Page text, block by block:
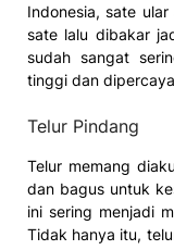
Indonesia, sate
sate lalu dibakar
sudah sangat
tinggi dan
Telur Pindang
Telur memang
dan bagus untuk
ini sering menjadi
Tidak hanya itu,